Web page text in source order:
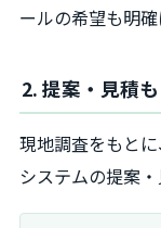
ールの希望も明確
2. 提案・見積
現地調査をもと
システムの提案・